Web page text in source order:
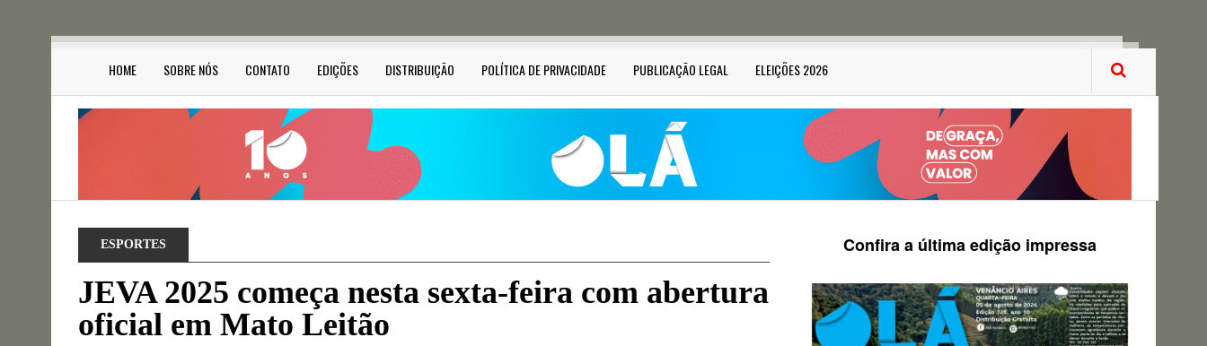
HOME SOBRE NÓS CONTATO EDIÇÕES DISTRIBUIÇÃO POLÍTICA DE PRIVACIDADE PUBLICAÇÃO LEGAL ELEIÇÕES 2026
ESPORTES
JEVA 2025 começa nesta sexta-feira com abertura
oficial em Mato Leitão
Confira a última edição impressa